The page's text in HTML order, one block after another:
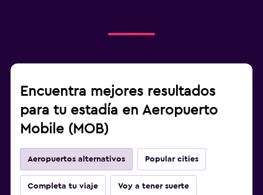
Encuentra mejores resultados
para tu estadía en Aeropuerto
Mobile (MOB)
Aeropuertos alternativos Popular cities
Completa tu viaje Voy a tener suerte